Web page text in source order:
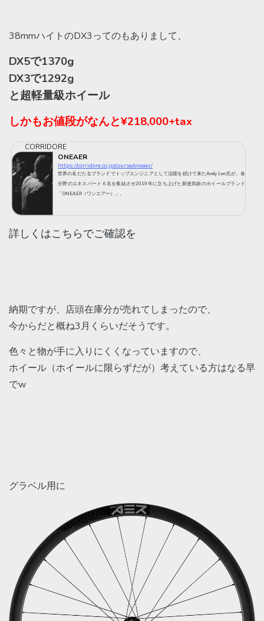
38mmハイトのDX3ってのもありまして、
DX5で1370g
DX3で1292g
と超軽量級ホイール
しかもお値段がなんと¥218,000+tax
CORRIDORE
ONEAER
https://corridore.co.jp/course/oneaer/
世界の名だたるブランドでトップエンジニアとして活躍を続けて来たAndy Lee氏が、各
分野のエキスパート６名を集結させ2019年に立ち上げた新進気鋭のホイールブランド
「ONEAER（ワンエアー）」。
詳しくはこちらでご確認を
納期ですが、店頭在庫分が売れてしまったので、
今からだと概ね3月くらいだそうです。
色々と物が手に入りにくくなっていますので、
ホイール（ホイールに限らずだが）考えている方はなる早
でw
グラベル用に